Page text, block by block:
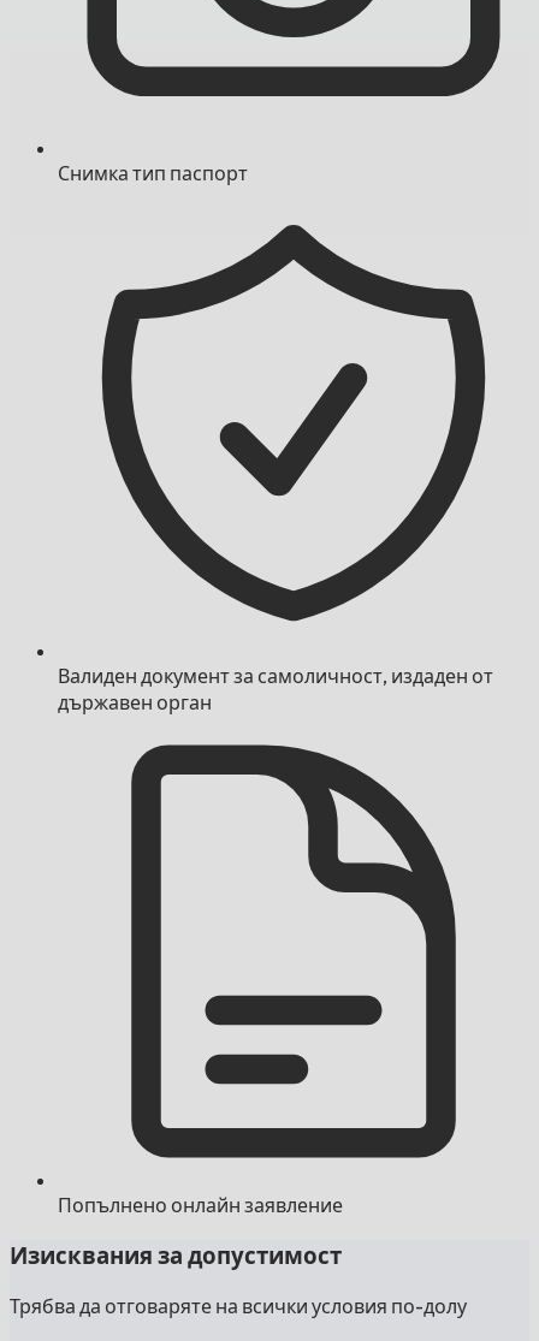
Снимка тип паспорт
Валиден документ за самоличност, издаден от
държавен орган
Попълнено онлайн заявление
Изисквания за допустимост
Трябва да отговаряте на всички условия по-долу